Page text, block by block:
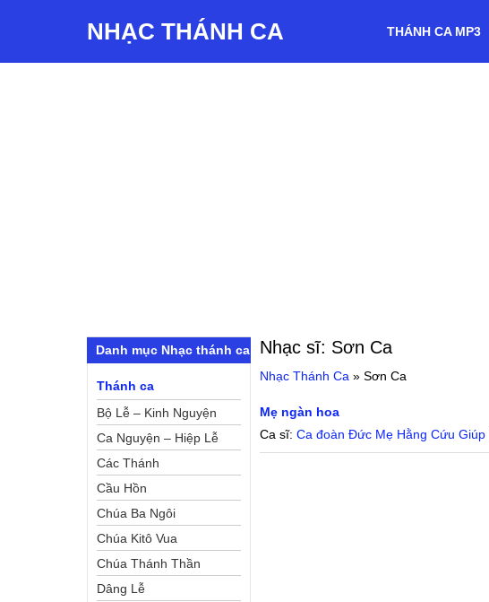
NHẠC THÁNH CA THÁNH CA MP3
Nhạc sĩ: Sơn Ca
Nhạc Thánh Ca »Sơn Ca
Mẹ ngàn hoa
Ca sĩ:Ca đoàn Đức Mẹ Hằng Cứu Giúp
Danh mục Nhạc thánh ca
Thánh ca
Bộ Lễ – Kinh Nguyện
Ca Nguyện – Hiệp Lễ
Các Thánh
Cầu Hồn
Chúa Ba Ngôi
Chúa Kitô Vua
Chúa Thánh Thần
Dâng Lễ